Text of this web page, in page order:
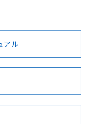
に、以下を必ずお読
BV型式承認
（フランス
KR型式
（韓国
No No
アル
エステル類４
での期間は出
ことから備考
た。
切替を完了
とがない限
しておりま